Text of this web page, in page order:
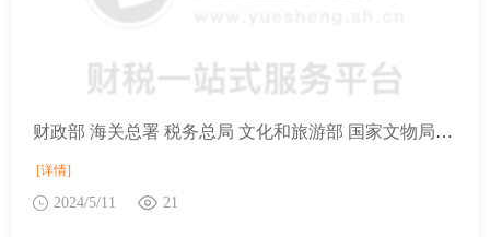
财政部 海关总署 税务总局 文化和旅游部 国家文物局关于国有公益性收藏单位进口藏品免税规定的公告
[详情]
2024/5/11 21